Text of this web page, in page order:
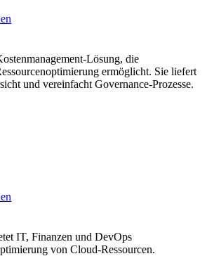
Lösung, die
ermöglicht. Sie liefert
und vereinfacht Governance-Prozesse.
IT, Finanzen und DevOps
von Cloud-Ressourcen.